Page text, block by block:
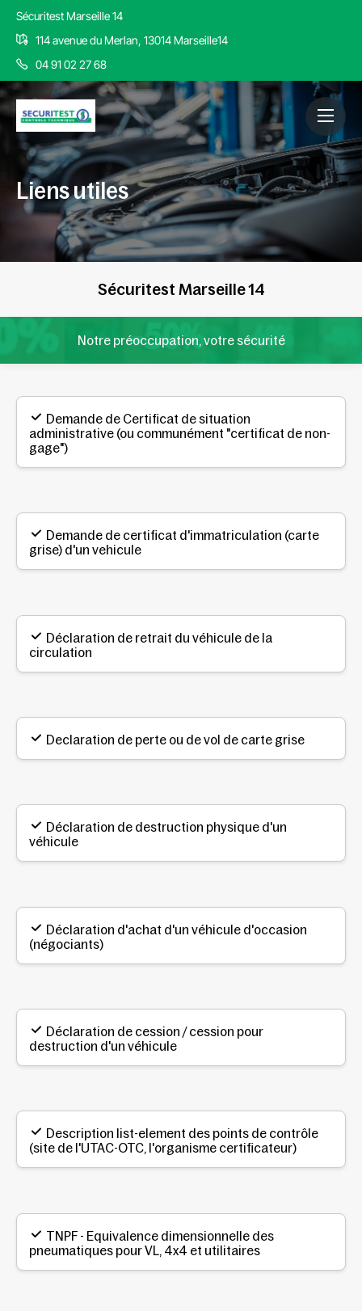
Sécuritest Marseille 14
114 avenue du Merlan, 13014 Marseille14
04 91 02 27 68
Liens utiles
Sécuritest Marseille 14
Notre préoccupation, votre sécurité
Demande de Certificat de situation
administrative (ou communément "certificat de non-
gage")
Demande de certificat d'immatriculation (carte
grise) d'un vehicule
Déclaration de retrait du véhicule de la
circulation
Declaration de perte ou de vol de carte grise
Déclaration de destruction physique d'un
véhicule
Déclaration d'achat d'un véhicule d'occasion
(négociants)
Déclaration de cession / cession pour
destruction d'un véhicule
Description list-element des points de contrôle
(site de l'UTAC-OTC, l'organisme certificateur)
TNPF - Equivalence dimensionnelle des
pneumatiques pour VL, 4x4 et utilitaires